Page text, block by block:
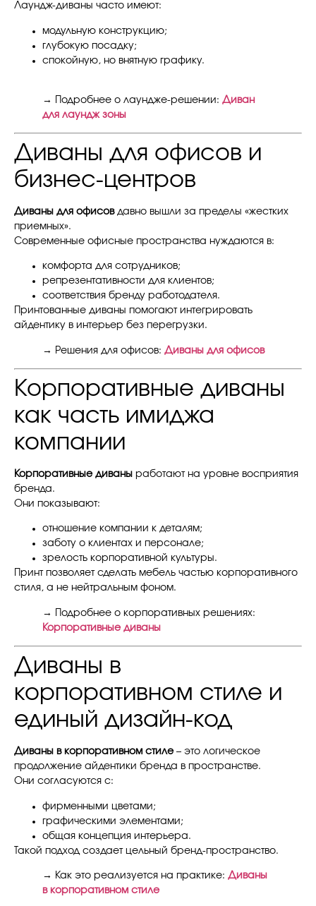
Лаундж-диваны часто имеют:
модульную конструкцию;
глубокую посадку;
спокойную, но внятную графику.
→ Подробнее о лаундже-решении: Диван
для лаундж зоны
Диваны для офисов и
бизнес-центров
Диваны для офисовдавно вышли за пределы «жестких
приемных».
Современные офисные пространства нуждаются в:
комфорта для сотрудников;
репрезентативности для клиентов;
соответствия бренду работодателя.
Принтованные диваны помогают интегрировать
айдентику в интерьер без перегрузки.
→ Решения для офисов: Диваны для офисов
Корпоративные диваны
как часть имиджа
компании
Корпоративные диваны работают на уровне восприятия
бренда.
Они показывают:
отношение компании к деталям;
заботу о клиентах и ​​персонале;
зрелость корпоративной культуры.
Принт позволяет сделать мебель частью корпоративного
стиля, а не нейтральным фоном.
→ Подробнее о корпоративных решениях:
Корпоративные диваны
Диваны в
корпоративном стиле и
единый дизайн-код
Диваны в корпоративном стиле – это логическое
продолжение айдентики бренда в пространстве.
Они согласуются с:
фирменными цветами;
графическими элементами;
общая концепция интерьера.
Такой подход создает цельный бренд-пространство.
→ Как это реализуется на практике: Диваны
в корпоративном стиле